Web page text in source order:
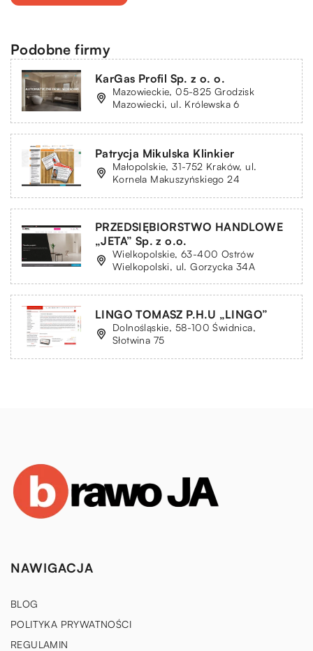
Podobne firmy
KarGas Profil Sp. z o. o.
Mazowieckie, 05-825 Grodzisk
Mazowiecki, ul. Królewska 6
Patrycja Mikulska Klinkier
Małopolskie, 31-752 Kraków, ul.
Kornela Makuszyńskiego 24
PRZEDSIĘBIORSTWO HANDLOWE
„JETA” Sp. z o.o.
Wielkopolskie, 63-400 Ostrów
Wielkopolski, ul. Gorzycka 34A
LINGO TOMASZ P.H.U „LINGO”
Dolnośląskie, 58-100 Świdnica,
Słotwina 75
NAWIGACJA
BLOG
POLITYKA PRYWATNOŚCI
REGULAMIN